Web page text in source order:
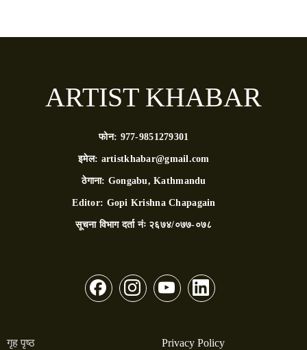
ARTIST KHABAR
फोन: 977-9851279301
इमेल: artistkhabar@gmail.com
ठेगाना: Gongabu, Kathmandu
Editor: Gopi Krishna Chapagain
सूचना विभाग दर्ता नंः २६७४/०७७-०७८
गृह पृष्ठ
Privacy Policy